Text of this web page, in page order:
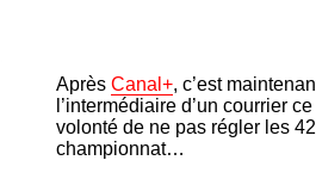
Après Canal+, c’est
l’intermédiaire d’un courrier
volonté de ne pas régler les
championnat…